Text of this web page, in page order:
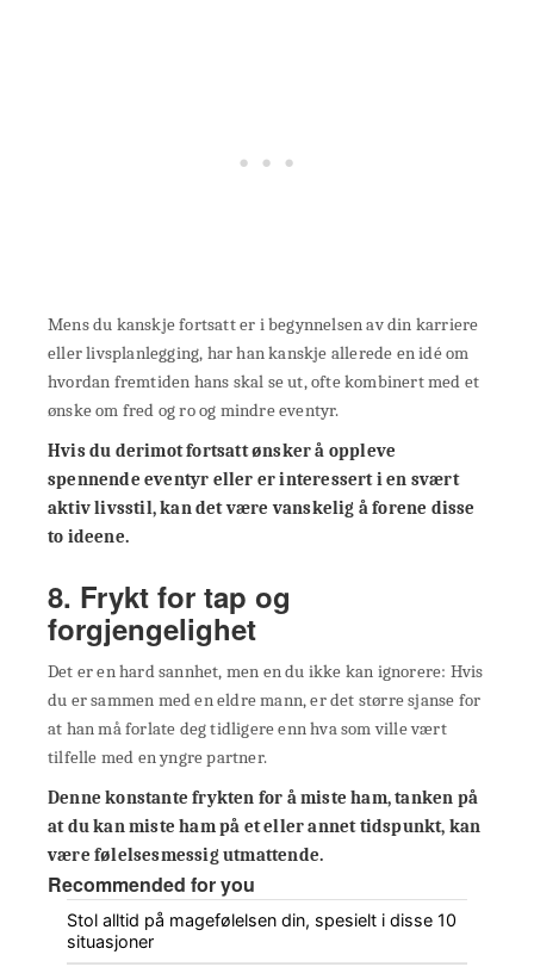
Mens du kanskje fortsatt er i begynnelsen av din karriere
eller livsplanlegging, har han kanskje allerede en idé om
hvordan fremtiden hans skal se ut, ofte kombinert med et
ønske om fred og ro og mindre eventyr.
Hvis du derimot fortsatt ønsker å oppleve
spennende eventyr eller er interessert i en svært
aktiv livsstil, kan det være vanskelig å forene disse
to ideene.
8. Frykt for tap og
forgjengelighet
Det er en hard sannhet, men en du ikke kan ignorere: Hvis
du er sammen med en eldre mann, er det større sjanse for
at han må forlate deg tidligere enn hva som ville vært
tilfelle med en yngre partner.
Denne konstante frykten for å miste ham, tanken på
at du kan miste ham på et eller annet tidspunkt, kan
være følelsesmessig utmattende.
Recommended for you
Stol alltid på magefølelsen din, spesielt i disse 10
situasjoner